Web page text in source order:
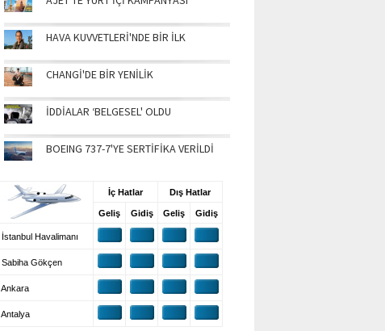
HAVA KUVVETLERİ'NDE BİR İLK
CHANGİ'DE BİR YENİLİK
İDDİALAR ‘BELGESEL' OLDU
BOEING 737-7'YE SERTİFİKA VERİLDİ
İç Hatlar Dış Hatlar
Geliş Gidiş Geliş Gidiş
İstanbul Havalimanı
Sabiha Gökçen
Ankara
Antalya